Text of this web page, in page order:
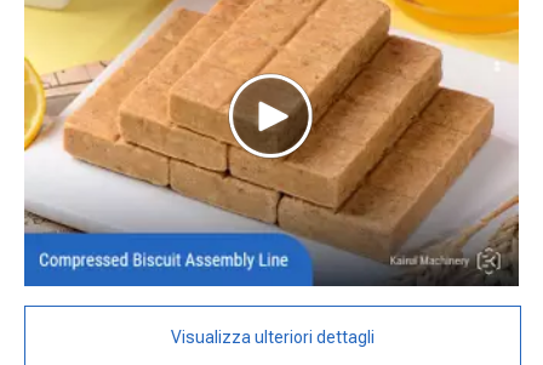
Visualizza ulteriori dettagli